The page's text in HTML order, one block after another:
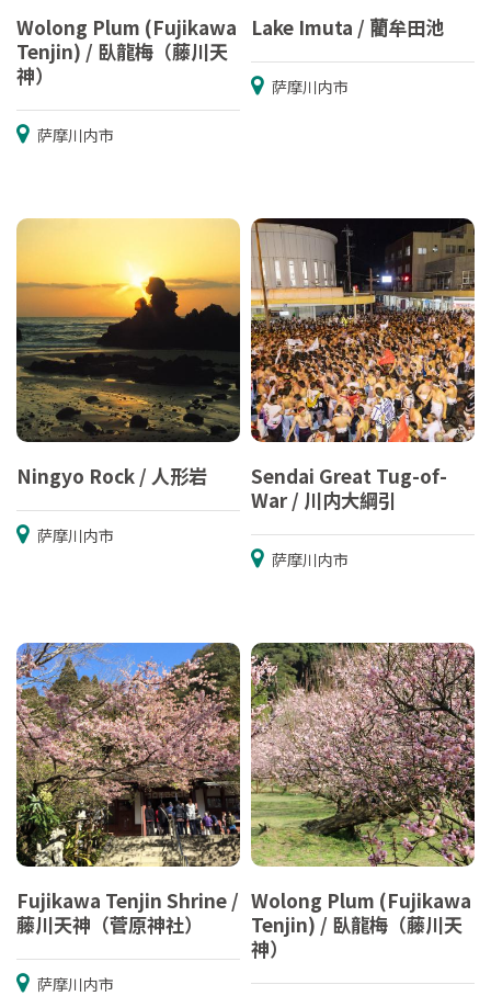
Wolong Plum (Fujikawa
Tenjin) / 臥龍梅（藤川天
神）
萨摩川内市
Lake Imuta / 藺牟田池
萨摩川内市
Ningyo Rock / 人形岩
萨摩川内市
Sendai Great Tug-of-
War / 川内大綱引
萨摩川内市
Fujikawa Tenjin Shrine /
藤川天神（菅原神社）
萨摩川内市
Wolong Plum (Fujikawa
Tenjin) / 臥龍梅（藤川天
神）